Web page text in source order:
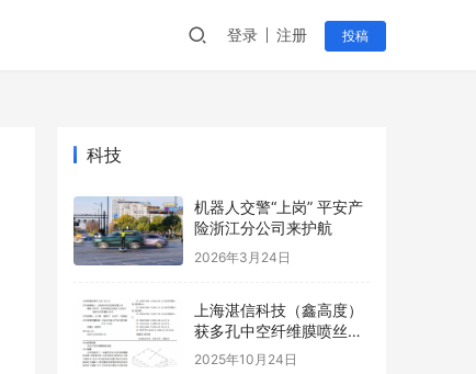
登录 注册 投稿
科技
机器人交警“上岗” 平安产
险浙江分公司来护航
2026年3月24日
上海湛信科技（鑫高度）
获多孔中空纤维膜喷丝装
置等2项专利
2025年10月24日